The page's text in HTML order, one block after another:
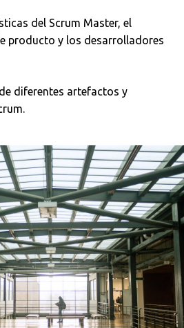
del Scrum Master, el
producto y los desarrolladores
diferentes artefactos y